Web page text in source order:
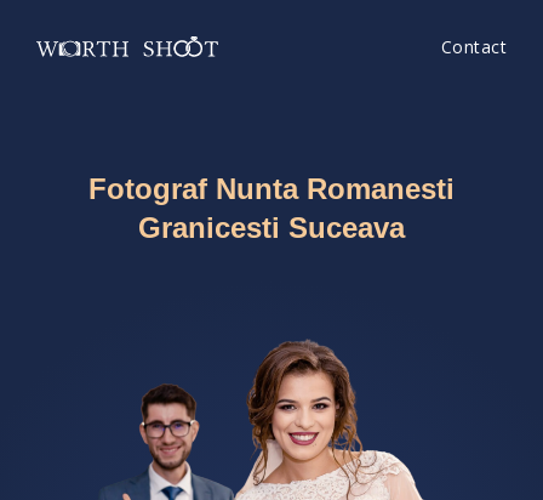
Contact
Fotograf Nunta Romanesti
Granicesti Suceava